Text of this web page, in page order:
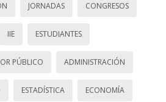
JORNADAS CONGRESOS
IIE ESTUDIANTES
PÚBLICO ADMINISTRACIÓN
ESTADÍSTICA ECONOMÍA